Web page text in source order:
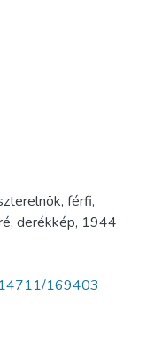
, férfi,
, derékkép, 1944
169403